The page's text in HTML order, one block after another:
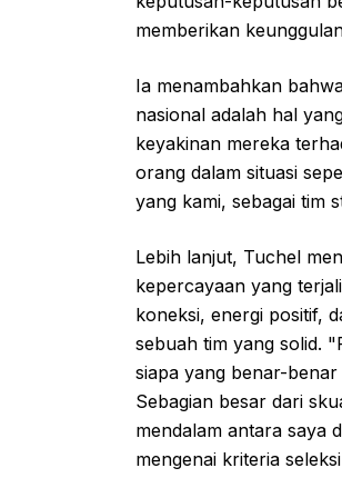
memberikan
Ia menambahkan
nasional adalah hal
keyakinan mereka
orang dalam situasi
yang kami, sebagai tim
Lebih lanjut, Tuchel
kepercayaan yang
koneksi, energi positif,
sebuah tim yang solid.
siapa yang benar-
Sebagian besar dari
mendalam antara saya
mengenai kriteria